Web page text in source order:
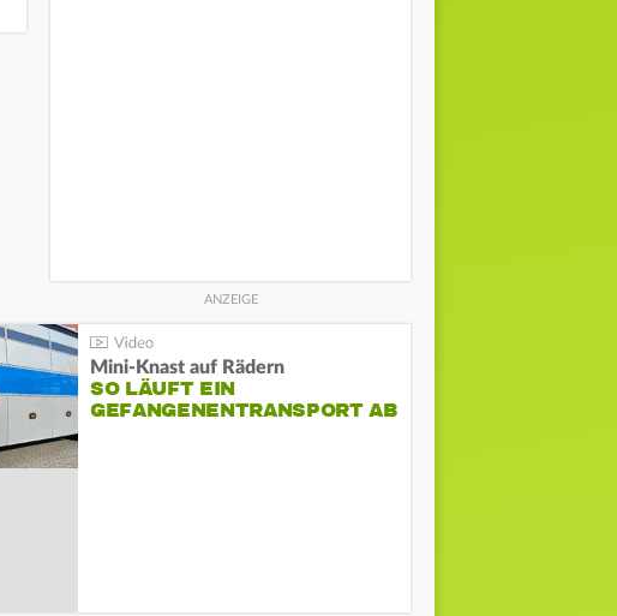
Mini-Knast auf Rädern
SO LÄUFT EIN
GEFANGENENTRANSPORT AB